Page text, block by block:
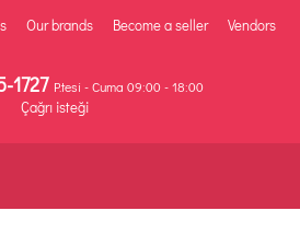
Our brands Become a seller Vendors
1727 P.tesi - Cuma 09:00 - 18:00
Çağrı isteği